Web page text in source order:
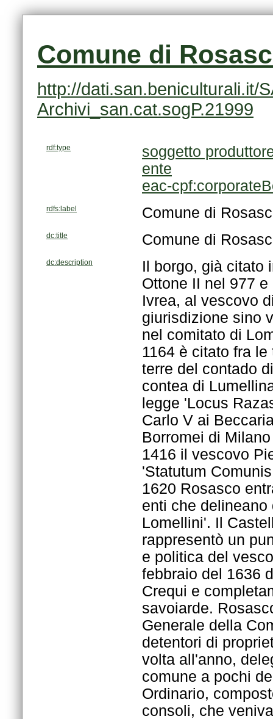
Comune di
Archivi_san.cat.sogP.21999
rdf:type
soggetto
ente
eac-
rdfs:label Comune di
dc:title Comune di
dc:description